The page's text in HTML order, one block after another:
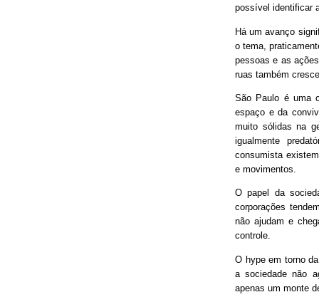
possível identificar
Há um avanço
o tema,
pessoas e as
ruas também
São Paulo é uma
espaço e da
muito sólidas na
igualmente
consumista
e movimentos.
O papel da
corporações
não ajudam e
controle.
O hype em torno
a sociedade não
apenas um monte